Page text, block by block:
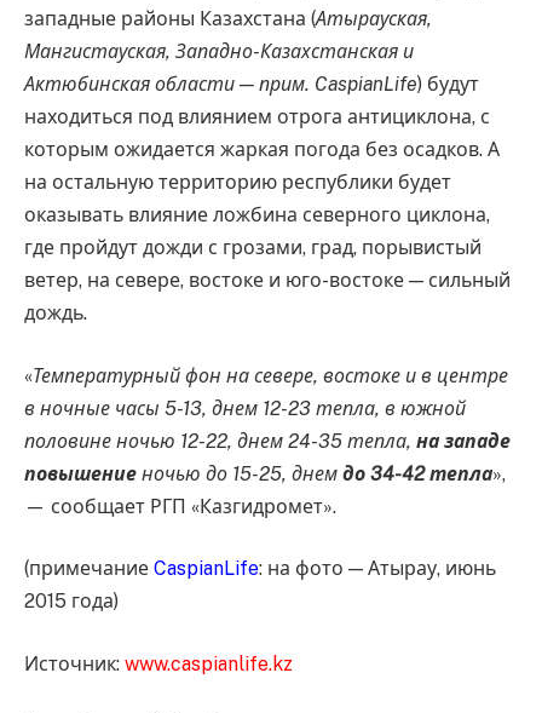
западные районы Казахстана (Атырауская,
Мангистауская, Западно-Казахстанская и
Актюбинская области — прим. CaspianLife) будут
находиться под влиянием отрога антициклона, с
которым ожидается жаркая погода без осадков. А
на остальную территорию республики будет
оказывать влияние ложбина северного циклона,
где пройдут дожди с грозами, град, порывистый
ветер, на севере, востоке и юго-востоке — сильный
дождь.
«Температурный фон на севере, востоке и в центре
в ночные часы 5-13, днем 12-23 тепла, в южной
половине ночью 12-22, днем 24-35 тепла, на западе
повышение ночью до 15-25, днем до 34-42 тепла»,
— сообщает РГП «Казгидромет».
(примечание CaspianLife: на фото — Атырау, июнь
2015 года)
Источник: www.caspianlife.kz